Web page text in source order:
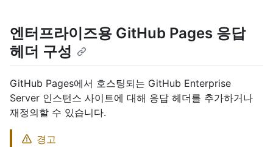
엔터프라이즈용 GitHub Pages 응답
헤더 구성
GitHub Pages에서 호스팅되는 GitHub Enterprise
Server 인스턴스 사이트에 대해 응답 헤더를 추가하거나
재정의할 수 있습니다.
경고